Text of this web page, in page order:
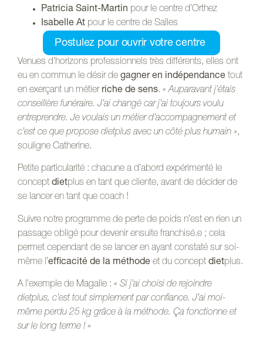
Patricia Saint-Martin pour le centre d’Orthez
Isabelle At pour le centre de Salles
Postulez pour ouvrir votre centre
Venues d’horizons professionnels très différents, elles ont
eu en commun le désir de gagner en indépendance tout
en exerçant un métier riche de sens. « Auparavant j’étais
conseillère funéraire. J’ai changé car j’ai toujours voulu
entreprendre. Je voulais un métier d’accompagnement et
c’est ce que propose dietplus avec un côté plus humain »,
souligne Catherine.
Petite particularité : chacune a d’abord expérimenté le
concept dietplus en tant que cliente, avant de décider de
se lancer en tant que coach !
Suivre notre programme de perte de poids n’est en rien un
passage obligé pour devenir ensuite franchisé.e ; cela
permet cependant de se lancer en ayant constaté sur soi-
même l’efficacité de la méthode et du concept dietplus.
A l’exemple de Magalie : « Si j’ai choisi de rejoindre
dietplus, c’est tout simplement par confiance. J’ai moi-
même perdu 25 kg grâce à la méthode. Ça fonctionne et
sur le long terme ! »